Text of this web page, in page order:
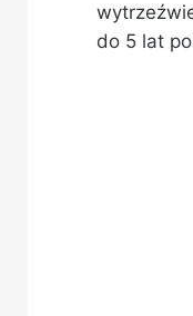
do 5 lat